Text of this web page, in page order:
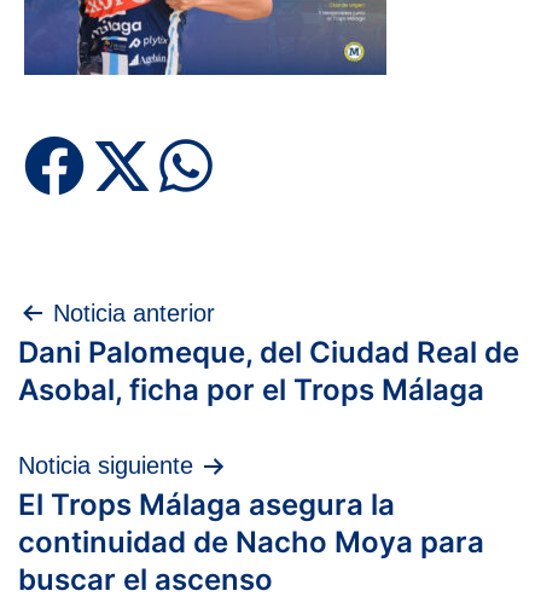
Navegación
de
Noticia anterior
Dani Palomeque, del Ciudad Real de
Asobal, ficha por el Trops Málaga
Noticia siguiente
El Trops Málaga asegura la
continuidad de Nacho Moya para
buscar el ascenso